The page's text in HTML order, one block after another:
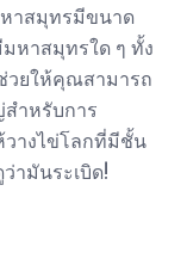
าสมุทรมีขนาด
หาสมุทรใด ๆ ทั้ง
วยให้คุณสามารถ
สำหรับการ
างไข่โลกที่มีชั้น
ามันระเบิด!